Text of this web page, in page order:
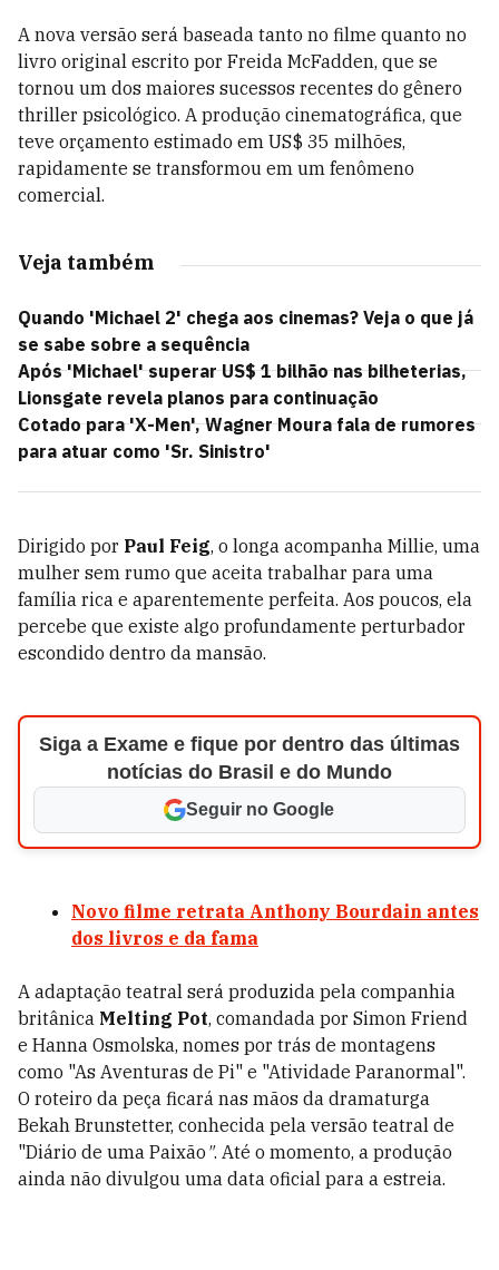
A nova versão será baseada tanto no filme quanto no
livro original escrito por Freida McFadden, que se
tornou um dos maiores sucessos recentes do gênero
thriller psicológico. A produção cinematográfica, que
teve orçamento estimado em US$ 35 milhões,
rapidamente se transformou em um fenômeno
comercial.
Veja também
Quando 'Michael 2' chega aos cinemas? Veja o que já
se sabe sobre a sequência
Após 'Michael' superar US$ 1 bilhão nas bilheterias,
Lionsgate revela planos para continuação
Cotado para 'X-Men', Wagner Moura fala de rumores
para atuar como 'Sr. Sinistro'
Dirigido por Paul Feig, o longa acompanha Millie, uma
mulher sem rumo que aceita trabalhar para uma
família rica e aparentemente perfeita. Aos poucos, ela
percebe que existe algo profundamente perturbador
escondido dentro da mansão.
Siga a Exame e fique por dentro das últimas
notícias do Brasil e do Mundo
Seguir no Google
Novo filme retrata Anthony Bourdain antes
dos livros e da fama
A adaptação teatral será produzida pela companhia
britânica Melting Pot, comandada por Simon Friend
e Hanna Osmolska, nomes por trás de montagens
como "As Aventuras de Pi" e "Atividade Paranormal".
O roteiro da peça ficará nas mãos da dramaturga
Bekah Brunstetter, conhecida pela versão teatral de
"Diário de uma Paixão". Até o momento, a produção
ainda não divulgou uma data oficial para a estreia.